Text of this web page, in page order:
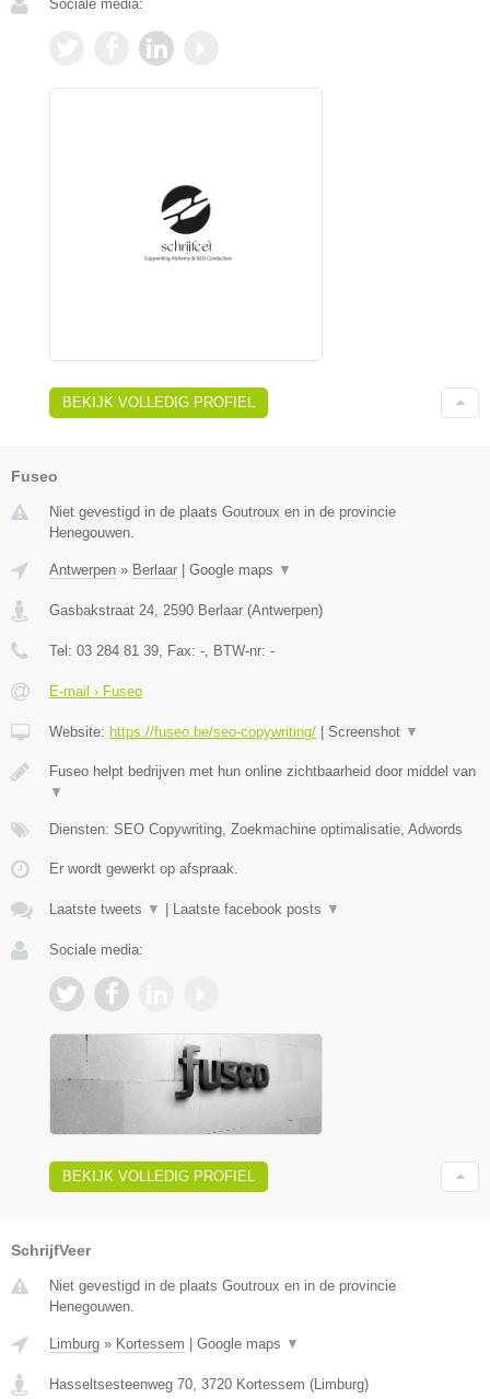
Sociale media:
BEKIJK VOLLEDIG PROFIEL
Fuseo
Niet gevestigd in de plaats Goutroux en in de provincie
Henegouwen.
Antwerpen » Berlaar Google maps ▼
Gasbakstraat 24 2590 Berlaar (Antwerpen)
Tel: 03 284 81 39 , Fax: - , BTW-nr: -
E-mail › Fuseo
Website: https://fuseo.be/seo-copywriting/ Screenshot ▼
Fuseo helpt bedrijven met hun online zichtbaarheid door middel van
▼
Diensten: SEO Copywriting, Zoekmachine optimalisatie, Adwords
Er wordt gewerkt op afspraak.
Laatste tweets ▼ Laatste facebook posts ▼
Sociale media:
BEKIJK VOLLEDIG PROFIEL
SchrijfVeer
Niet gevestigd in de plaats Goutroux en in de provincie
Henegouwen.
Limburg » Kortessem Google maps ▼
Hasseltsesteenweg 70, 3720 Kortessem (Limburg)